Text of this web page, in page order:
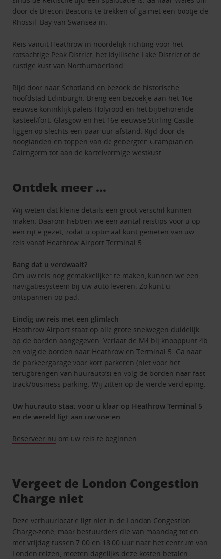
door de Brecon Beacons te trekken of ga met een bootje de
Rhossili Bay van Swansea in.
Reis vanuit Heathrow in noordelijk richting voor het
rotsachtige Peak District, het idyllische Lake District of de
rustige kust van Northumberland.
Rijd door naar Schotland en bezoek de historische
hoofdstad Edinburgh. Breng een bezoekje aan het 16e-
eeuwse koninklijk paleis Holyrood en het bijbehorende
kasteel/fort. Glasgow en het 16e-eeuwse Stirling Castle
liggen op slechts een paar uur afstand. Rijd door de
hooglanden en toppen van de gebergten Grampian en
Cairngorm tot aan de kartelvormige westkust.
Ontdek meer ...
Wij weten dat kleine details een groot verschil kunnen
maken. Daarom hebben we een aantal reistips voor u op
een rijtje gezet, zodat u optimaal kunt genieten van uw
reis vanaf Heathrow Airport Terminal 5.
Bang dat u verdwaalt?
Om uw reis nog gemakkelijker te maken, kunnen we een
navigatiesysteem bij uw auto leveren. Zo kunt u
ontspannen op pad.
Eindig uw reis met een glimlach
Heathrow Airport staat op alle grote snelwegen duidelijk
op de borden aangegeven. Verlaat de M4 bij knooppunt 4b
en volg de borden naar Heathrow en Terminal 5. Ga naar
de parkeergarage voor kort parkeren (niet voor het
terugbrengen van huurauto’s) en volg de borden naar fast
track/business parking. Wij zitten op de vierde verdieping.
Uw huurauto staat voor u klaar op Heathrow Terminal 5
en de wereld ligt aan uw voeten.
Reserveer nu om uw reis te beginnen.
Vergeet de London Congestion
Charge niet
Deze verhuurlocatie ligt niet in de London Congestion
Charge-zone, maar bestuurders die van maandag tot en
met vrijdag tussen 7.00 en 18.00 uur naar het centrum van
Londen reizen, moeten dagelijks deze kosten betalen.